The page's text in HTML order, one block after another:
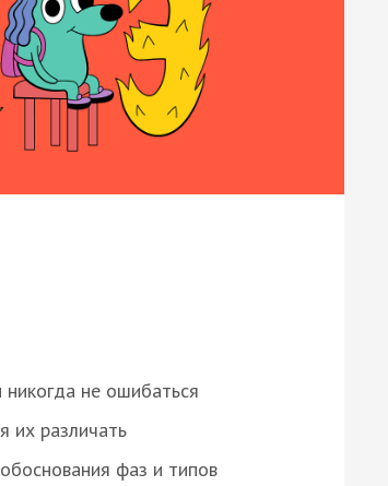
не ошибаться
их различать
фаз и типов